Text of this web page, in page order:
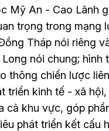
Mỹ An - Cao Lãnh
trọng trong mạng
Tháp nói riêng
nói chung; hình
thông chiến lược
triển kinh tế - xã hội,
cả khu vực, góp
phát triển kết cấu